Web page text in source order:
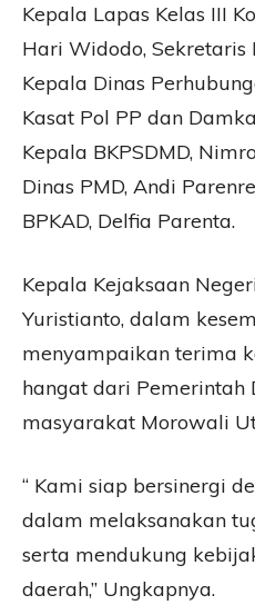
Kepala Lapas Kelas III
Hari Widodo, Sekretaris
Kepala Dinas
Kasat Pol PP dan
Kepala BKPSDMD,
Dinas PMD, Andi
BPKAD, Delfia Parenta.
Kepala Kejaksaan
Yuristianto, dalam
menyampaikan terima
hangat dari Pemerintah
masyarakat Morowali
“ Kami siap bersinergi
dalam melaksanakan
serta mendukung
daerah,” Ungkapnya.